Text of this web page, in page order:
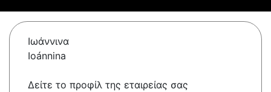
Ιωάννινα
Ioánnina
Δείτε το προφίλ της εταιρείας σας